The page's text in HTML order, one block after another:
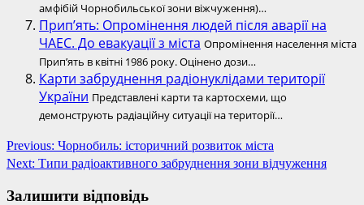
амфібій Чорнобильської зони віжчуження)…
Прип’ять: Опромінення людей після аварії на
ЧАЕС. До евакуації з міста Опромінення населення міста
Прип’ять в квітні 1986 року. Оцінено дози…
Карти забруднення радіонуклідами території
України Представлені карти та картосхеми, що
демонструють радіаційну ситуації на території…
Post
navigation
Previous: Чорнобиль: історичний розвиток міста
Next: Типи радіоактивного забруднення зони відчуження
Залишити відповідь